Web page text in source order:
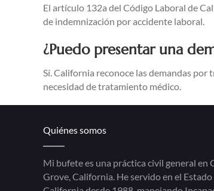
El artículo 132a del Código Laboral de
de indemnización por accidente laboral.
¿Puedo presentar una
Sí. California reconoce las demandas
necesidad de tratamiento médico.
Quiénes somos
Mi bufete es una práctica civil general en
Grove, California. He servido en el Estado